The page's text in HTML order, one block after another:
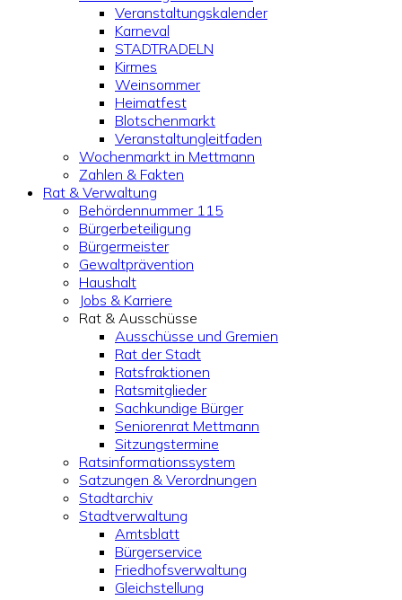
Veranstaltungskalender
Karneval
STADTRADELN
Kirmes
Weinsommer
Heimatfest
Blotschenmarkt
Veranstaltungleitfaden
Wochenmarkt in Mettmann
Zahlen & Fakten
Rat & Verwaltung
Behördennummer 115
Bürgerbeteiligung
Bürgermeister
Gewaltprävention
Haushalt
Jobs & Karriere
Rat & Ausschüsse
Ausschüsse und Gremien
Rat der Stadt
Ratsfraktionen
Ratsmitglieder
Sachkundige Bürger
Seniorenrat Mettmann
Sitzungstermine
Ratsinformationssystem
Satzungen & Verordnungen
Stadtarchiv
Stadtverwaltung
Amtsblatt
Bürgerservice
Friedhofsverwaltung
Gleichstellung